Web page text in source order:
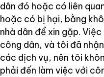
dân đó hoặc có liên
hoặc có bị hại, bằng
nhà dân để xin gặp.
công dân, và tôi đã
các dịch vụ, nên tôi
phải đến làm việc với